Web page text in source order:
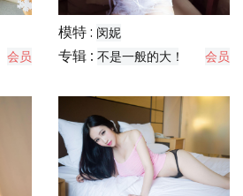
会员
模特 : 闵妮
专辑 : 不是一般的大！ 会员